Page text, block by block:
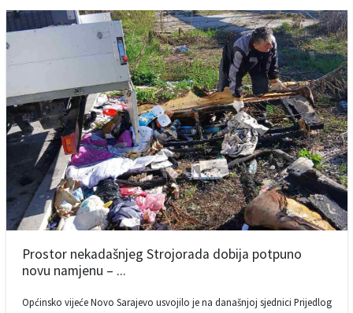
Prostor nekadašnjeg Strojorada dobija potpuno
novu namjenu – ...
Općinsko vijeće Novo Sarajevo usvojilo je na današnjoj sjednici Prijedlog